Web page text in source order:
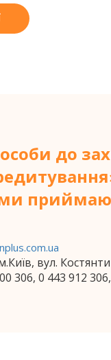
до
вул.
306, 0 443 912 306,